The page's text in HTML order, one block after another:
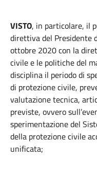
VISTO, in particolare, il
direttiva del Presidente
ottobre 2020 con la
civile e le politiche del
disciplina il periodo di
di protezione civile,
valutazione tecnica,
previste, ovvero
sperimentazione del
della protezione civile
unificata;